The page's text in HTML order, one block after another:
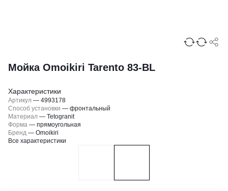
Мойка Omoikiri Tarento 83-BL
Характеристики
Артикул — 4993178
Способ установки — фронтальный
Материал — Tetogranit
Форма — прямоугольная
Бренд — Omoikiri
Все характеристики